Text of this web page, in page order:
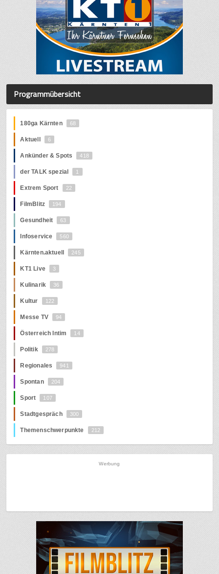
Programmübersicht
180ga Kärnten 68
Aktuell 6
Ankünder & Spots 418
der TALK spezial 1
Extrem Sport 22
FilmBlitz 194
Gesundheit 63
Infoservice 560
Kärnten.aktuell 245
KT1 Live 3
Kulinarik 36
Kultur 122
Messe TV 94
Österreich Intim 14
Politik 278
Regionales 941
Spontan 204
Sport 107
Stadtgespräch 300
Themenschwerpunkte 212
Werbung